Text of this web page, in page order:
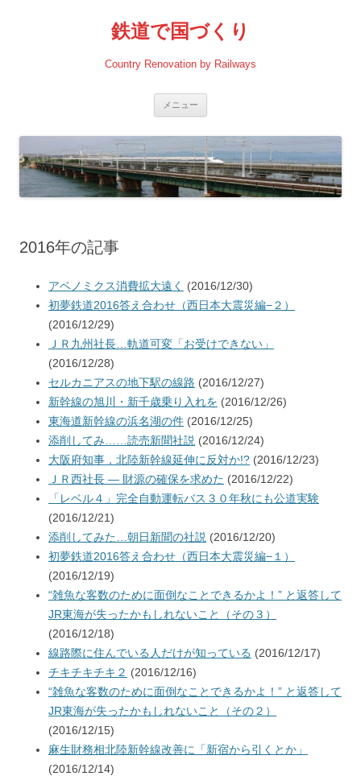
鉄道で国づくり
Country Renovation by Railways
メニュー
2016年の記事
アベノミクス消費拡大遠く
(2016/12/30)
初夢鉄道2016答え合わせ（西日本大震災編−２）
(2016/12/29)
ＪＲ九州社長…軌道可変「お受けできない」
(2016/12/28)
セルカニアスの地下駅の線路 (2016/12/27)
新幹線の旭川・新千歳乗り入れを (2016/12/26)
東海道新幹線の浜名湖の件 (2016/12/25)
添削してみ……読売新聞社説 (2016/12/24)
大阪府知事，北陸新幹線延伸に反対か!? (2016/12/23)
ＪＲ西社長 — 財源の確保を求めた (2016/12/22)
「レベル４」完全自動運転バス３０年秋にも公道実験
(2016/12/21)
添削してみた…朝日新聞の社説 (2016/12/20)
初夢鉄道2016答え合わせ（西日本大震災編−１）
(2016/12/19)
“雑魚な客数のために面倒なことできるかよ！” と返答して
JR東海が失ったかもしれないこと（その３）
(2016/12/18)
線路際に住んでいる人だけが知っている (2016/12/17)
チキチキチキ２ (2016/12/16)
“雑魚な客数のために面倒なことできるかよ！” と返答して
JR東海が失ったかもしれないこと（その２）
(2016/12/15)
麻生財務相北陸新幹線改善に「新宿から引くとか」
(2016/12/14)